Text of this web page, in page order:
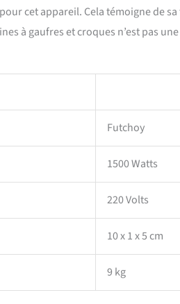
cet appareil. Cela témoigne de
à gaufres et croques n’est pas
Futchoy
1500 Watts
220 Volts
10 x 1 x 5 cm
9 kg